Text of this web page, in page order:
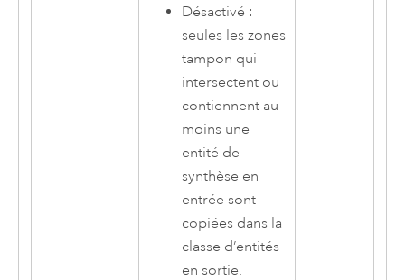
Désactivé :
seules les zones
tampon qui
intersectent ou
contiennent au
moins une
entité de
synthèse en
entrée sont
copiées dans la
classe d’entités
en sortie.